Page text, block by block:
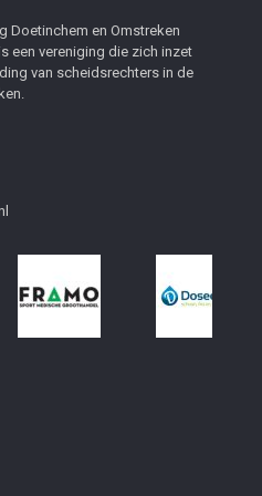
Doetinchem en Omstreken
een vereniging die zich inzet
van scheidsrechters in de